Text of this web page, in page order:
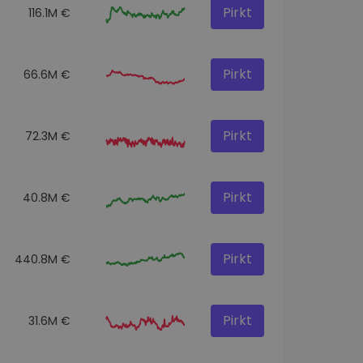
116.1M € Pirkt
66.6M € Pirkt
72.3M € Pirkt
40.8M € Pirkt
440.8M € Pirkt
31.6M € Pirkt